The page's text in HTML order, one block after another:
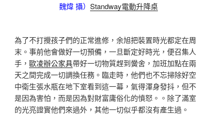
魏煒 攝） Standway電動升降桌
為了不打攪孩子們的正常進修，余旭把裝置時光都定在周
末。事前他會做好一切預備，一旦斷定好時光，便召集人
手， 歐凌辦公家具帶好一切物質趕到黌舍，加班加點在兩
天之間完成一切調換任務。臨走時，他們也不忘掃除好空
中衛生張水瓶在地下室看到這一幕，氣得渾身發抖，但不
是因為害怕，而是因為對財富庸俗化的憤怒。。除了滿室
的光亮證實他們來過外，其他一切似乎都沒有產生過。